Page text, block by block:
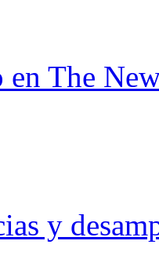
en The
y